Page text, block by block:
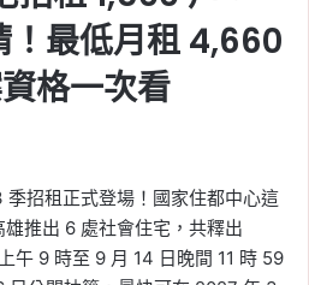
最低月租 4,660
格一次看
季招租正式登場！國家住都中心這
推出 6 處社會住宅，共釋出
午 9 時至 9 月 14 日晚間 11 時 59